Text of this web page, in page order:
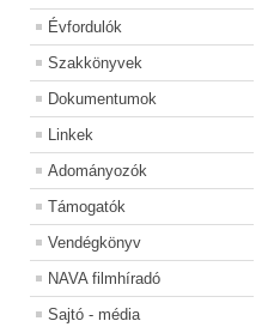
Évfordulók
Szakkönyvek
Dokumentumok
Linkek
Adományozók
Támogatók
Vendégkönyv
NAVA filmhíradó
Sajtó - média